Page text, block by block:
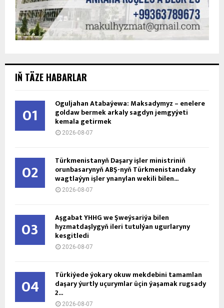
IŇ TÄZE HABARLAR
01 Oguljahan Atabaýewa: Maksadymyz – enelere
goldaw bermek arkaly sagdyn jemgyýeti
kemala getirmek
2026-08-07
02 Türkmenistanyň Daşary işler ministriniň
orunbasarynyň ABŞ-nyň Türkmenistandaky
wagtlaýyn işler ynanylan wekili bilen...
2026-08-07
03 Aşgabat ÝHHG we Şweýsariýa bilen
hyzmatdaşlygyň ileri tutulýan ugurlaryny
kesgitledi
2026-08-07
04 Türkiýede ýokary okuw mekdebini tamamlan
daşary ýurtly uçurymlar üçin ýaşamak rugsady
2...
2026-08-07